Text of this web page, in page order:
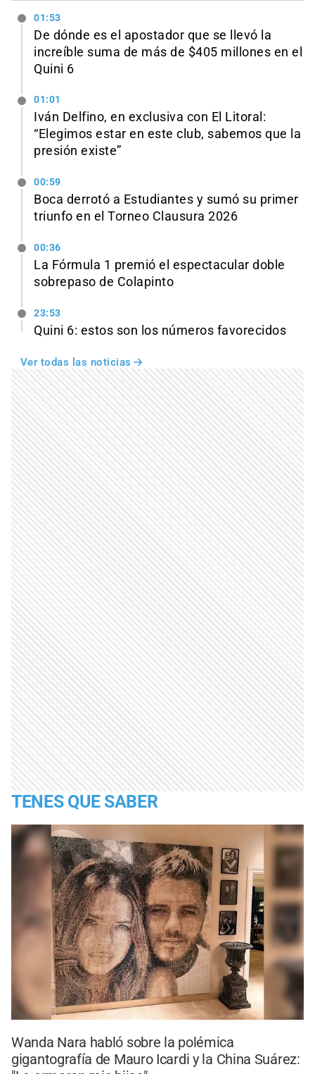
01:53
De dónde es el apostador que se llevó la
increíble suma de más de $405 millones en el
Quini 6
01:01
Iván Delfino, en exclusiva con El Litoral:
“Elegimos estar en este club, sabemos que la
presión existe”
00:59
Boca derrotó a Estudiantes y sumó su primer
triunfo en el Torneo Clausura 2026
00:36
La Fórmula 1 premió el espectacular doble
sobrepaso de Colapinto
23:53
Quini 6: estos son los números favorecidos
Ver todas las noticias
TENES QUE SABER
Wanda Nara habló sobre la polémica
gigantografía de Mauro Icardi y la China Suárez: